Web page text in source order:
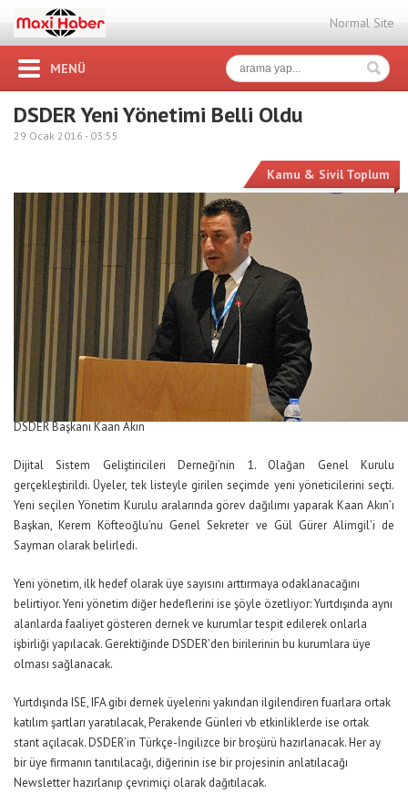
Normal Site
MENÜ
DSDER Yeni Yönetimi Belli Oldu
29 Ocak 2016 - 03:55
Kamu & Sivil Toplum
DSDER Başkanı Kaan Akın
Dijital Sistem Geliştiricileri Derneği’nin 1. Olağan Genel Kurulu
gerçekleştirildi. Üyeler, tek listeyle girilen seçimde yeni yöneticilerini seçti.
Yeni seçilen Yönetim Kurulu aralarında görev dağılımı yaparak Kaan Akın’ı
Başkan, Kerem Köfteoğlu’nu Genel Sekreter ve Gül Gürer Alimgil’i de
Sayman olarak belirledi.
Yeni yönetim, ilk hedef olarak üye sayısını arttırmaya odaklanacağını
belirtiyor. Yeni yönetim diğer hedeflerini ise şöyle özetliyor: Yurtdışında aynı
alanlarda faaliyet gösteren dernek ve kurumlar tespit edilerek onlarla
işbirliği yapılacak. Gerektiğinde DSDER’den birilerinin bu kurumlara üye
olması sağlanacak.
Yurtdışında ISE, IFA gibi dernek üyelerini yakından ilgilendiren fuarlara ortak
katılım şartları yaratılacak, Perakende Günleri vb etkinliklerde ise ortak
stant açılacak. DSDER’in Türkçe-İngilizce bir broşürü hazırlanacak. Her ay
bir üye firmanın tanıtılacağı, diğerinin ise bir projesinin anlatılacağı
Newsletter hazırlanıp çevrimiçi olarak dağıtılacak.